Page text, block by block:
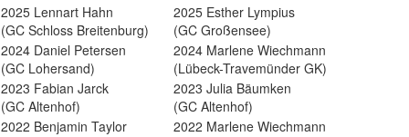
2025 Lennart Hahn
(GC Schloss Breitenburg)
2025 Esther Lympius
(GC Großensee)
2024 Daniel Petersen
(GC Lohersand)
2024 Marlene Wiechmann
(Lübeck-Travemünder GK)
2023 Fabian Jarck
(GC Altenhof)
2023 Julia Bäumken
(GC Altenhof)
2022 Benjamin Taylor
2022 Marlene Wiechmann